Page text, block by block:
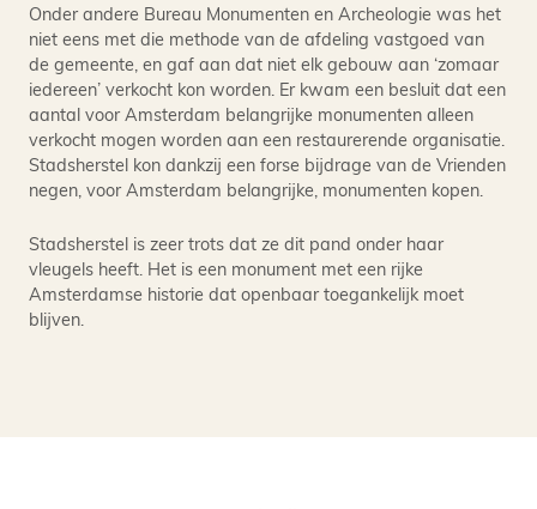
Onder andere Bureau Monumenten en Archeologie was het
niet eens met die methode van de afdeling vastgoed van
de gemeente, en gaf aan dat niet elk gebouw aan ‘zomaar
iedereen’ verkocht kon worden. Er kwam een besluit dat een
aantal voor Amsterdam belangrijke monumenten alleen
verkocht mogen worden aan een restaurerende organisatie.
Stadsherstel kon dankzij een forse bijdrage van de Vrienden
negen, voor Amsterdam belangrijke, monumenten kopen.
Stadsherstel is zeer trots dat ze dit pand onder haar
vleugels heeft. Het is een monument met een rijke
Amsterdamse historie dat openbaar toegankelijk moet
blijven.